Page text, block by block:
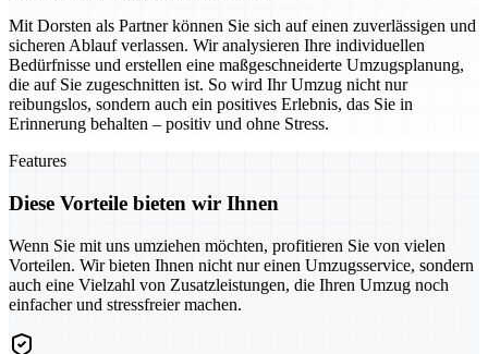
Mit Dorsten als Partner können Sie sich auf einen zuverlässigen und
sicheren Ablauf verlassen. Wir analysieren Ihre individuellen
Bedürfnisse und erstellen eine maßgeschneiderte Umzugsplanung,
die auf Sie zugeschnitten ist. So wird Ihr Umzug nicht nur
reibungslos, sondern auch ein positives Erlebnis, das Sie in
Erinnerung behalten – positiv und ohne Stress.
Features
Diese Vorteile bieten wir Ihnen
Wenn Sie mit uns umziehen möchten, profitieren Sie von vielen
Vorteilen. Wir bieten Ihnen nicht nur einen Umzugsservice, sondern
auch eine Vielzahl von Zusatzleistungen, die Ihren Umzug noch
einfacher und stressfreier machen.